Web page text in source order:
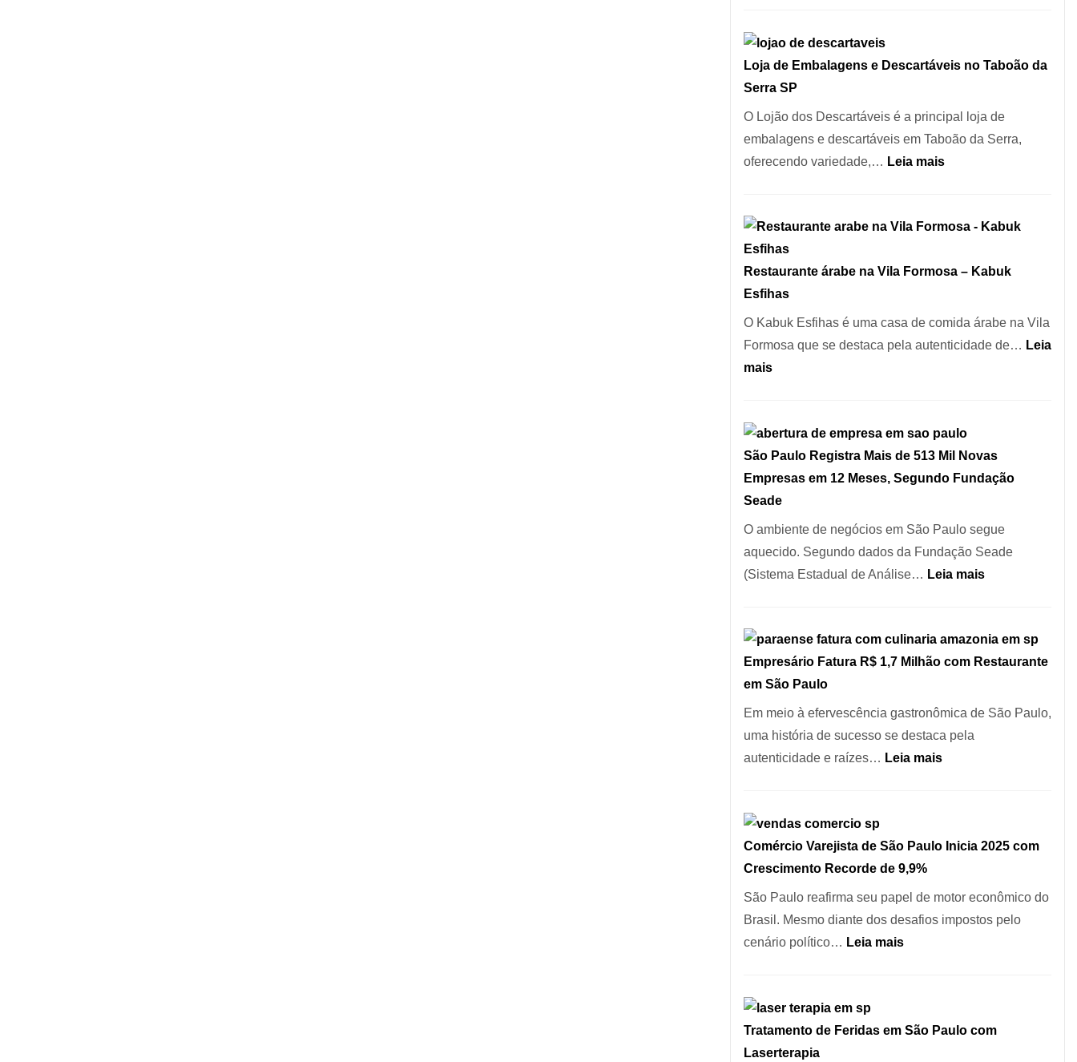
Itaim
Marcas
INPI
São
Carlos
SP
Loja de Embalagens e Descartáveis no Taboão da
Serra SP
O Lojão dos Descartáveis é a principal loja de
embalagens e descartáveis em Taboão da Serra,
oferecendo variedade,… Leia mais:
Embalagens
Descartáveis
Taboão
da
Restaurante árabe na Vila Formosa – Kabuk
Esfihas
O Kabuk Esfihas é uma casa de comida árabe na Vila
Formosa que se destaca pela autenticidade de… Leia
mais:
na
Vila
Formosa
–
Kabuk
Esfihas
São Paulo Registra Mais de 513 Mil Novas
Empresas em 12 Meses, Segundo Fundação
Seade
O ambiente de negócios em São Paulo segue
aquecido. Segundo dados da Fundação Seade
(Sistema Estadual de Análise… Leia mais:
Registra
Mais
513
Meses,
Empresário Fatura R$ 1,7 Milhão com Restaurante
em São Paulo
Em meio à efervescência gastronômica de São Paulo,
uma história de sucesso se destaca pela
autenticidade e raízes… Leia mais:
1,7
com
Restaurante
Comércio Varejista de São Paulo Inicia 2025 com
Crescimento Recorde de 9,9%
São Paulo reafirma seu papel de motor econômico do
Brasil. Mesmo diante dos desafios impostos pelo
cenário político… Leia mais:
São
Tratamento de Feridas em São Paulo com
Laserterapia